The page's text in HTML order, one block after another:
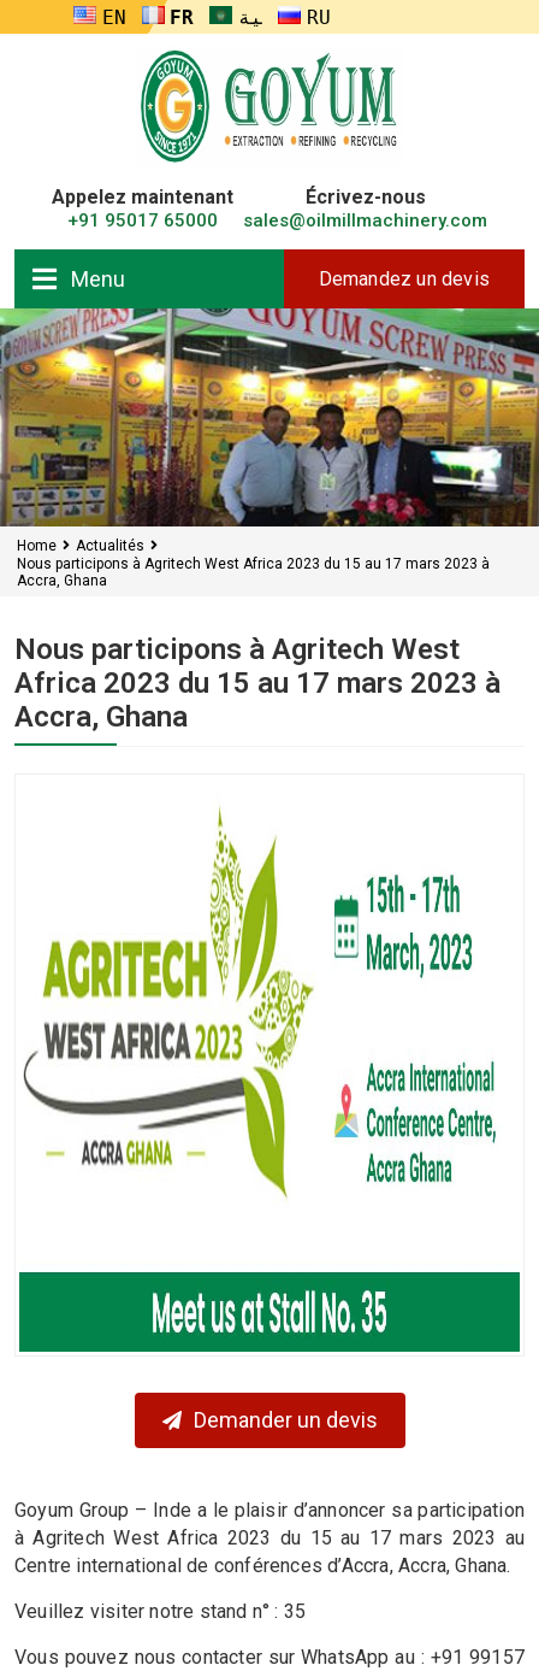
ENGLISHFRANÇAISالعربيةRUSSIA
Appelez maintenant
+91 95017 65000
Écrivez-nous
sales@oilmillmachinery.com
Menu Demandez un devis
Home
Actualités
Nous participons à Agritech West Africa 2023 du 15 au 17 mars 2023 à
Accra, Ghana
Nous participons à Agritech West
Africa 2023 du 15 au 17 mars 2023 à
Accra, Ghana
Demander un devis
Goyum Group – Inde a le plaisir d’annoncer sa participation
à Agritech West Africa 2023 du 15 au 17 mars 2023 au
Centre international de conférences d’Accra, Accra, Ghana.
Veuillez visiter notre stand n° : 35
Vous pouvez nous contacter sur WhatsApp au : +91 99157